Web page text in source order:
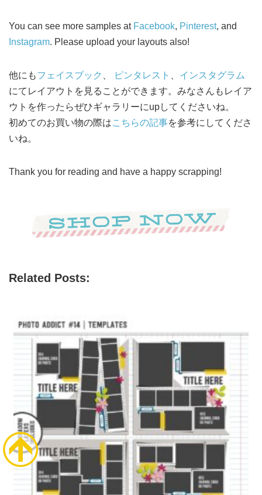
You can see more samples at Facebook, Pinterest, and
Instagram. Please upload your layouts also!
他にもフェイスブック ピンタレスト
インスタグラム
にてレイアウトを見ることができます。みなさんもレイア
ウトを作ったらぜひギャラリーにupしてくださいね。
初めてのお買い物の際はこちらの記事を参考にしてくださ
いね。
Thank you for reading and have a happy scrapping!
Related Posts: